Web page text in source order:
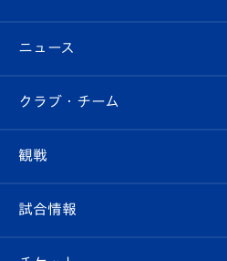
ニュース
すべて
クラブ
試合情報
クラブ・チーム
クラブ概要
観戦
観戦ルール
試合情報